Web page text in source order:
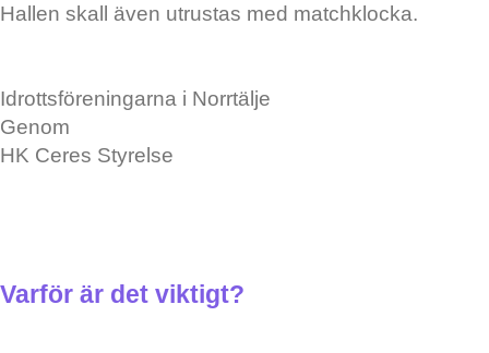
Hallen skall även utrustas med matchklocka.
Idrottsföreningarna i Norrtälje
Genom
HK Ceres Styrelse
Varför är det viktigt?